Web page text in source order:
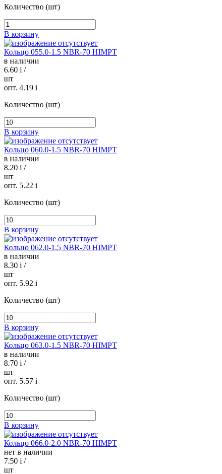
Количество (шт)
В корзину
Кольцо 055.0-1.5 NBR-70 HIMPT
в наличии
6.60 i /
шт
опт. 4.19 i
Количество (шт)
В корзину
Кольцо 060.0-1.5 NBR-70 HIMPT
в наличии
8.20 i /
шт
опт. 5.22 i
Количество (шт)
В корзину
Кольцо 062.0-1.5 NBR-70 HIMPT
в наличии
8.30 i /
шт
опт. 5.92 i
Количество (шт)
В корзину
Кольцо 063.0-1.5 NBR-70 HIMPT
в наличии
8.70 i /
шт
опт. 5.57 i
Количество (шт)
В корзину
Кольцо 066.0-2.0 NBR-70 HIMPT
нет в наличии
7.50 i /
шт